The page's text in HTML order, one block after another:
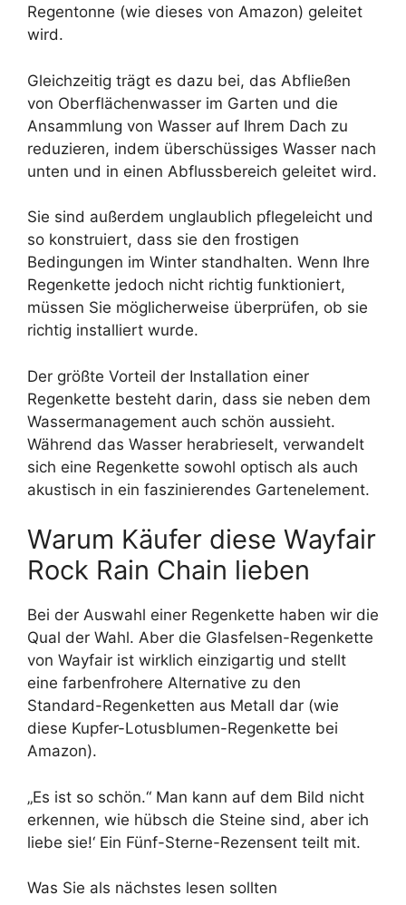
Regentonne (wie dieses von Amazon) geleitet
wird.
Gleichzeitig trägt es dazu bei, das Abfließen
von Oberflächenwasser im Garten und die
Ansammlung von Wasser auf Ihrem Dach zu
reduzieren, indem überschüssiges Wasser nach
unten und in einen Abflussbereich geleitet wird.
Sie sind außerdem unglaublich pflegeleicht und
so konstruiert, dass sie den frostigen
Bedingungen im Winter standhalten. Wenn Ihre
Regenkette jedoch nicht richtig funktioniert,
müssen Sie möglicherweise überprüfen, ob sie
richtig installiert wurde.
Der größte Vorteil der Installation einer
Regenkette besteht darin, dass sie neben dem
Wassermanagement auch schön aussieht.
Während das Wasser herabrieselt, verwandelt
sich eine Regenkette sowohl optisch als auch
akustisch in ein faszinierendes Gartenelement.
Warum Käufer diese Wayfair
Rock Rain Chain lieben
Bei der Auswahl einer Regenkette haben wir die
Qual der Wahl. Aber die Glasfelsen-Regenkette
von Wayfair ist wirklich einzigartig und stellt
eine farbenfrohere Alternative zu den
Standard-Regenketten aus Metall dar (wie
diese Kupfer-Lotusblumen-Regenkette bei
Amazon).
„Es ist so schön.“ Man kann auf dem Bild nicht
erkennen, wie hübsch die Steine ​​sind, aber ich
liebe sie!‘ Ein Fünf-Sterne-Rezensent teilt mit.
Was Sie als nächstes lesen sollten